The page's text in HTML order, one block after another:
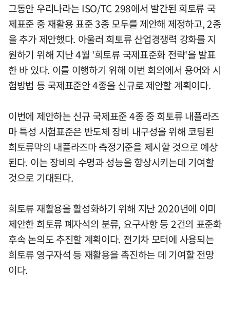
그동안 우리나라는 ISO/TC 298에서 발간된 희토류 국
제표준 중 재활용 표준 3종 모두를 제안해 제정하고, 2종
을 추가 제안했다. 아울러 희토류 산업경쟁력 강화를 지
원하기 위해 지난 4월 '희토류 국제표준화 전략'을 발표
한 바 있다. 이를 이행하기 위해 이번 회의에서 용어와 시
험방법 등 국제표준안 4종을 신규로 제안할 계획이다.
이번에 제안하는 신규 국제표준 4종 중 희토류 내플라즈
마 특성 시험표준은 반도체 장비 내구성을 위해 코팅된
희토류막의 내플라즈마 측정기준을 제시할 것으로 예상
된다. 이는 장비의 수명과 성능을 향상시키는데 기여할
것으로 기대된다.
희토류 재활용을 활성화하기 위해 지난 2020년에 이미
제안한 희토류 폐자석의 분류, 요구사항 등 2건의 표준화
후속 논의도 추진할 계획이다. 전기차 모터에 사용되는
희토류 영구자석 등 재활용을 촉진하는 데 기여할 전망
이다.